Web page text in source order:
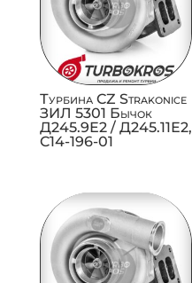
Турбина CZ Strakonice
ЗИЛ 5301 Бычок
Д245.9Е2 / Д245.11Е2,
C14-196-01